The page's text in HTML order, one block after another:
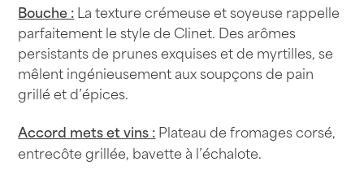
Bouche :La texture crémeuse et soyeuse rappelle
parfaitement le style de Clinet. Des arômes
persistants de prunes exquises et de myrtilles, se
mêlent ingénieusement aux soupçons de pain
grillé et d’épices.
Accord mets et vins :Plateau de fromages corsé,
entrecôte grillée, bavette à l’échalote.